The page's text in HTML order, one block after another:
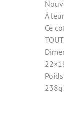
À
Ce
238g